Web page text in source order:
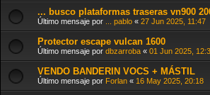
... busco plataformas traseras vn900
Último mensaje por ... pablo « 27 Jun 2025, 11:47
Protector escape vulcan 1600
Último mensaje por dbzarroba « 01 Jun 2025,
VENDO BANDERIN VOCS + MÁSTIL
Último mensaje por Forlan « 16 May 2025, 20:18